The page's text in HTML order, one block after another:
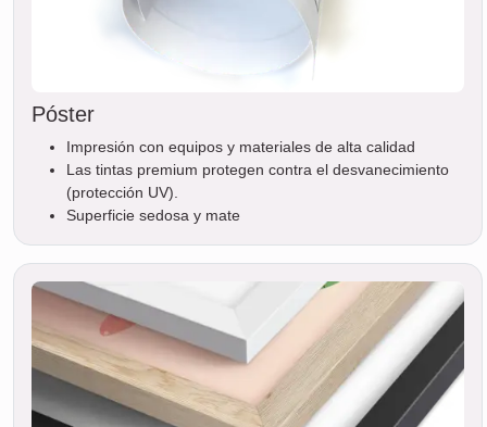
Póster
Impresión con equipos y materiales de alta calidad
Las tintas premium protegen contra el desvanecimiento
(protección UV).
Superficie sedosa y mate